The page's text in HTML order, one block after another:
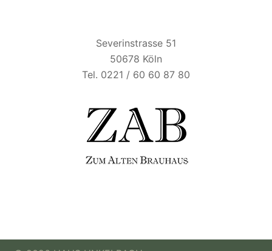
Severinstrasse 51
50678 Köln
Tel. 0221 / 60 60 87 80